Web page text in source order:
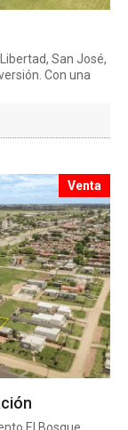
San José,
Con una
Venta